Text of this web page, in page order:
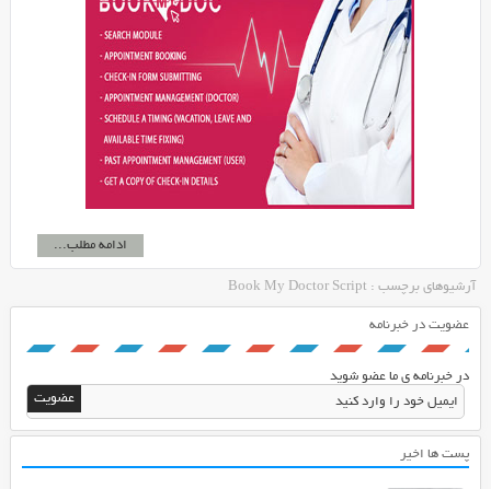
ادامه مطلب...
آرشیوهای برچسب : Book My Doctor Script
عضویت در خبرنامه
در خبرنامه ی ما عضو شوید
پست ها اخیر